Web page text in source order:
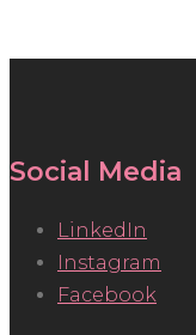
Social Media
LinkedIn
Instagram
Facebook